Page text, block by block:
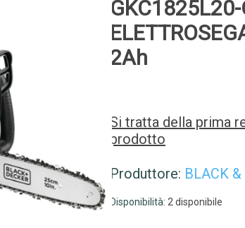
2Ah
Si tratta della prima
prodotto
Produttore: BLACK &
Disponibilità: 2 disponibile